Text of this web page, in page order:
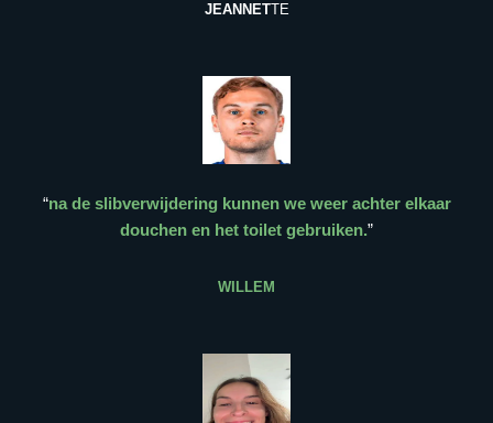
JEANNETTE
“na de slibverwijdering kunnen we weer achter elkaar
douchen en het toilet gebruiken.”
WILLEM